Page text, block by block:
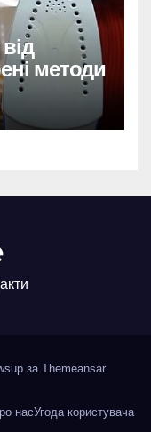
методи
заThemeansar.
насУгода користувача